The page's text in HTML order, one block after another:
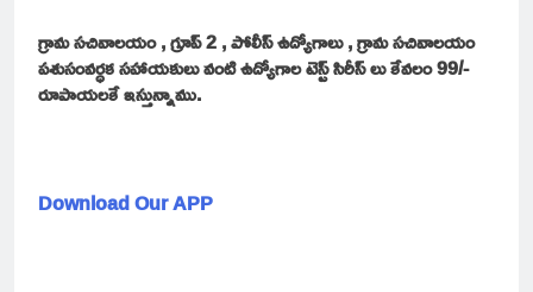
గ్రామ సచివాలయం , గ్రూప్ 2 , పోలీస్ ఉద్యోగాలు , గ్రామ సచివాలయం
పశుసంవర్ధక సహాయకులు వంటి ఉద్యోగాల టెస్ట్ సిరీస్ లు కేవలం 99/-
రూపాయలకే ఇస్తున్నాము.
Download Our APP